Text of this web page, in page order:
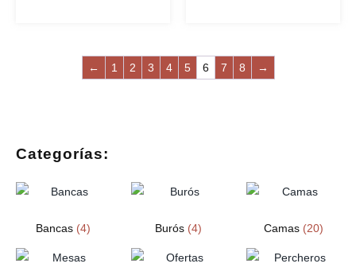
Categorías:
Bancas (4) Burós (4) Camas (20)
← 1 2 3 4 5 6 7 8 →